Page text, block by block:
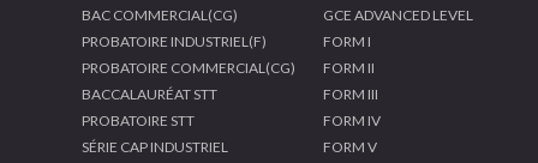
BAC COMMERCIAL(CG)
PROBATOIRE INDUSTRIEL(F)
PROBATOIRE COMMERCIAL(CG)
BACCALAURÉAT STT
PROBATOIRE STT
SÉRIE CAP INDUSTRIEL
GCE ADVANCED LEVEL
FORM I
FORM II
FORM III
FORM IV
FORM V